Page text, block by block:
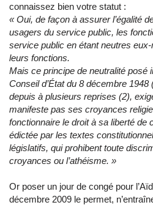
connaissez bien votre statut :
« Oui, de façon à assurer l’égalité
usagers du service public, les
service public en étant neutres
leurs fonctions.
Mais ce principe de neutralité posé
Conseil d’État du 8 décembre
depuis à plusieurs reprises (2),
manifeste pas ses croyances
fonctionnaire le droit à sa liberté de
édictée par les textes
législatifs, qui prohibent toute
croyances ou l’athéisme. »
Or poser un jour de congé pour
décembre 2009 le permet,